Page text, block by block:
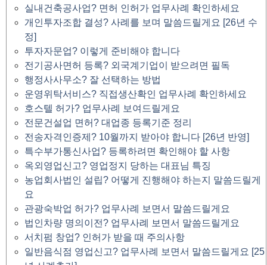
실내건축공사업? 면허 인허가 업무사례 확인하세요
개인투자조합 결성? 사례를 보며 말씀드릴게요 [26년 수
정]
투자자문업? 이렇게 준비해야 합니다
전기공사면허 등록? 외국계기업이 받으려면 필독
행정사사무소? 잘 선택하는 방법
운영위탁서비스? 직접생산확인 업무사례 확인하세요
호스텔 허가? 업무사례 보여드릴게요
전문건설업 면허? 대업종 등록기준 정리
전송자격인증제? 10월까지 받아야 합니다 [26년 반영]
특수부가통신사업? 등록하려면 확인해야 할 사항
옥외영업신고? 영업정지 당하는 대표님 특징
농업회사법인 설립? 어떻게 진행해야 하는지 말씀드릴게
요
관광숙박업 허가? 업무사례 보면서 말씀드릴게요
법인차량 명의이전? 업무사례 보면서 말씀드릴게요
서치펌 창업? 인허가 받을 때 주의사항
일반음식점 영업신고? 업무사례 보면서 말씀드릴게요 [25